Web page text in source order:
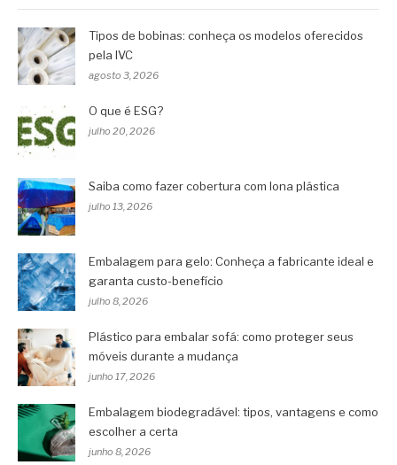
Tipos de bobinas: conheça os modelos oferecidos
pela IVC
agosto 3, 2026
O que é ESG?
julho 20, 2026
Saiba como fazer cobertura com lona plástica
julho 13, 2026
Embalagem para gelo: Conheça a fabricante ideal e
garanta custo-benefício
julho 8, 2026
Plástico para embalar sofá: como proteger seus
móveis durante a mudança
junho 17, 2026
Embalagem biodegradável: tipos, vantagens e como
escolher a certa
junho 8, 2026